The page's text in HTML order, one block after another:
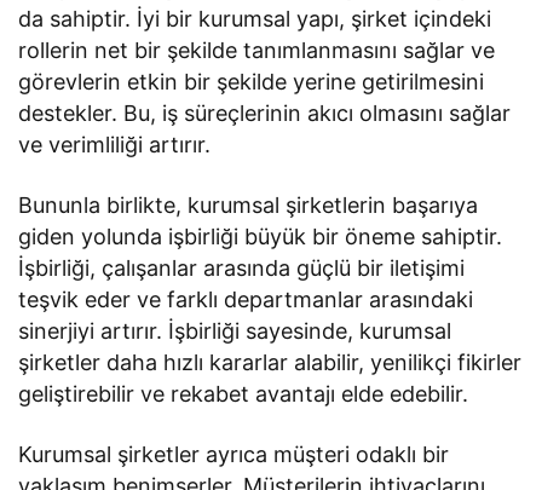
da sahiptir. İyi bir kurumsal yapı, şirket içindeki
rollerin net bir şekilde tanımlanmasını sağlar ve
görevlerin etkin bir şekilde yerine getirilmesini
destekler. Bu, iş süreçlerinin akıcı olmasını sağlar
ve verimliliği artırır.
Bununla birlikte, kurumsal şirketlerin başarıya
giden yolunda işbirliği büyük bir öneme sahiptir.
İşbirliği, çalışanlar arasında güçlü bir iletişimi
teşvik eder ve farklı departmanlar arasındaki
sinerjiyi artırır. İşbirliği sayesinde, kurumsal
şirketler daha hızlı kararlar alabilir, yenilikçi fikirler
geliştirebilir ve rekabet avantajı elde edebilir.
Kurumsal şirketler ayrıca müşteri odaklı bir